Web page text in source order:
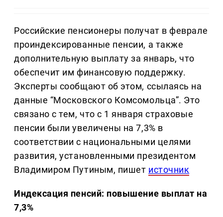
Российские пенсионеры получат в феврале
проиндексированные пенсии, а также
дополнительную выплату за январь, что
обеспечит им финансовую поддержку.
Эксперты сообщают об этом, ссылаясь на
данные “Московского Комсомольца”. Это
связано с тем, что с 1 января страховые
пенсии были увеличены на 7,3% в
соответствии с национальными целями
развития, установленными президентом
Владимиром Путиным, пишет источник
Индексация пенсий: повышение выплат на
7,3%